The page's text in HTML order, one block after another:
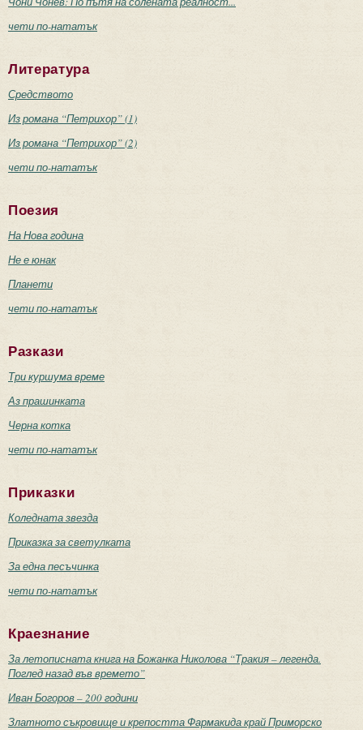
чети по-нататък
Литература
Средството
Из романа “Петрихор” (1)
Из романа “Петрихор” (2)
чети по-нататък
Поезия
На Нова година
Не е юнак
Планети
чети по-нататък
Разкази
Три куршума време
Аз прашинката
Черна котка
чети по-нататък
Приказки
Коледната звезда
Приказка за светулката
За една песъчинка
чети по-нататък
Краезнание
За летописната книга на Божанка Николова “Тракия – легенда.
Поглед назад във времето”
Иван Богоров – 200 години
Златното съкровище и крепостта Фармакида край Приморско